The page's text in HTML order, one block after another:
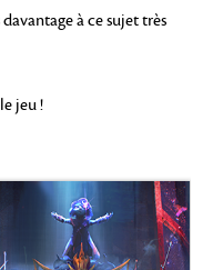
à ce sujet très
jeu !